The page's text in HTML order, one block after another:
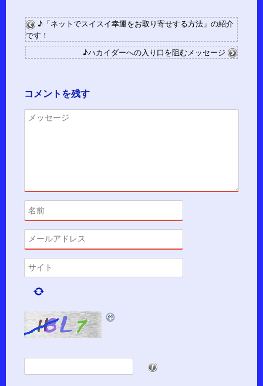
♪「ネットでスイスイ幸運をお取り寄せする方法」の紹介
です！
♪ハカイダーへの入り口を阻むメッセージ
コメントを残す